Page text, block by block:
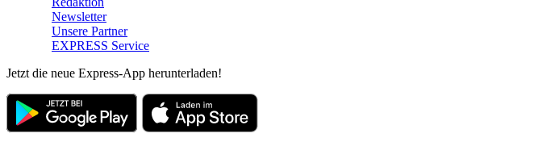
Newsletter
Unsere Partner
EXPRESS Service
Jetzt die neue Express-App herunterladen!